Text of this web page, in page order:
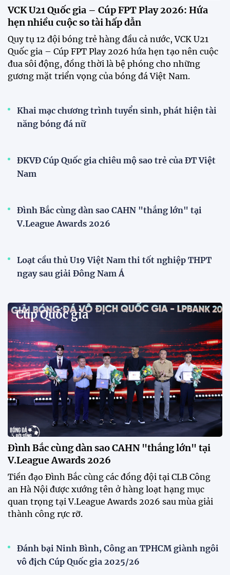
CĐV vượt gần 80 km từ 5h30 sáng để mua vé xem
tuyển Việt Nam
Tuyển Việt Nam đối đầu Malaysia ở bán kết
ASEAN Cup 2026?
Đội tuyển Việt Nam được người hâm mộ chào đón
nồng nhiệt khi trở về Hà Nội
Đội tuyển nữ Việt Nam
tập để theo dõi sao nhập tịch tuyển Việt Nam
Buổi tập của tuyển Việt Nam chiều nay (29/7) bất
ngờ thu hút sự chú ý của truyền thông Singapore
khi một phóng viên có mặt tại sân để trực tiếp theo
dõi màn thể hiện của các ngôi sao nhập tịch.
Đình Bắc cùng dàn sao CAHN "thắng lớn" tại
V.League Awards 2026
Festival bóng đá nữ trẻ 2026 lan tỏa đam mê tại
Đồng Tháp
Bóng đá Việt Nam nhận giải thưởng đặc biệt từ
AFC
Bóng đá nữ Việt Nam đón cú hích lớn trước mùa
giải 2026